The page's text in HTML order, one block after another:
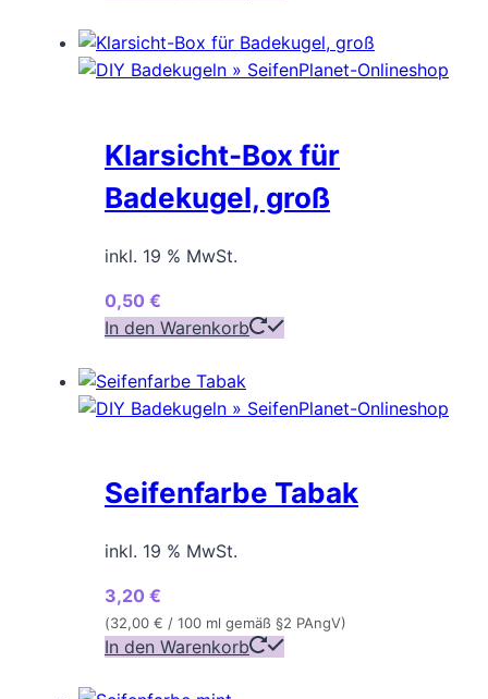
Klarsicht-Box für
Badekugel, groß
inkl. 19 % MwSt.
0,50 €
In den Warenkorb
Seifenfarbe Tabak
inkl. 19 % MwSt.
3,20 €
(32,00 € / 100 ml gemäß §2 PAngV)
In den Warenkorb